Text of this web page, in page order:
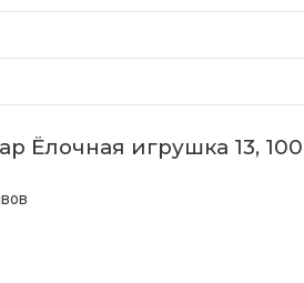
Ёлочная игрушка 13,